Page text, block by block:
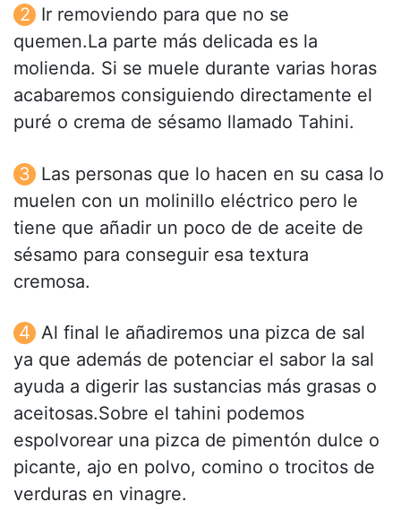
Ir removiendo para que no se
quemen.La parte más delicada es la
molienda. Si se muele durante varias horas
acabaremos consiguiendo directamente el
puré o crema de sésamo llamado Tahini.
Las personas que lo hacen en su casa lo
muelen con un molinillo eléctrico pero le
tiene que añadir un poco de de aceite de
sésamo para conseguir esa textura
cremosa.
Al final le añadiremos una pizca de sal
ya que además de potenciar el sabor la sal
ayuda a digerir las sustancias más grasas o
aceitosas.Sobre el tahini podemos
espolvorear una pizca de pimentón dulce o
picante, ajo en polvo, comino o trocitos de
verduras en vinagre.